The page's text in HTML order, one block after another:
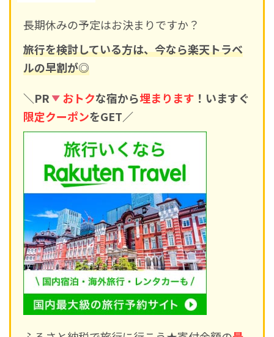
長期休みの予定はお決まりですか？
旅行を検討している方は、今なら楽天トラベ
ルの早割が◎
＼PR
おトクな宿から埋まります ！いますぐ
限定クーポンをGET／